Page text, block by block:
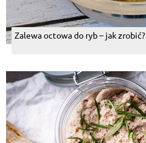
Zalewa octowa do ryb – jak zrobić?